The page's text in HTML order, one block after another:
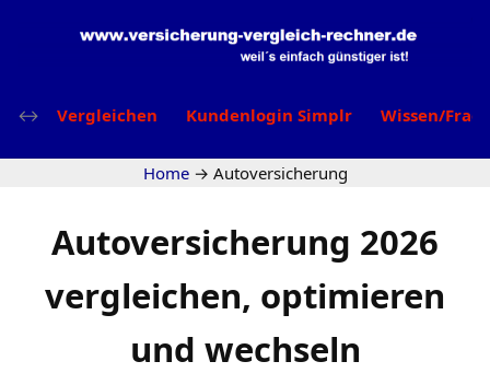
Vergleichen Kundenlogin Simplr Wissen/
Home → Autoversicherung
Autoversicherung 2026
vergleichen, optimieren
und wechseln